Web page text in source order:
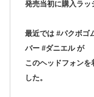
発売当初に購入ラッ
最近では #パクボゴ
バー #ダニエル が
このヘッドフォンを
した。